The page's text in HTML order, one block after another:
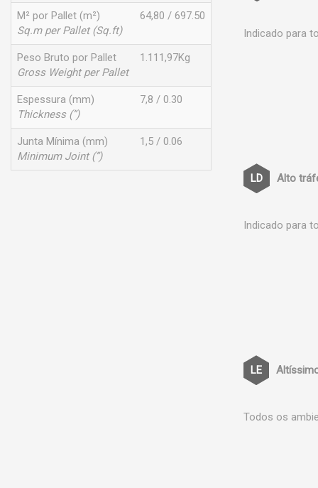
M² por Pallet (m²)
Sq.m per Pallet (Sq.ft)
64,80 / 697.50
Peso Bruto por Pallet
Gross Weight per Pallet
1.111,97Kg
Espessura (mm)
Thickness (”)
7,8 / 0.30
Junta Mínima (mm)
Minimum Joint (”)
1,5 / 0.06
Indicado para
Alto
Indicado para
Todos os